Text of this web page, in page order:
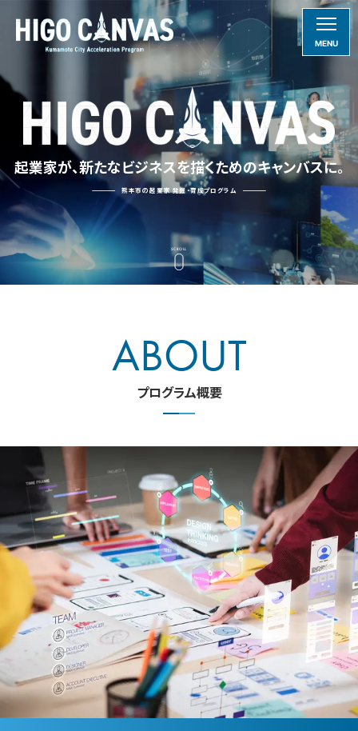
MENU
起業家が、新たなビジネスを描くためのキャンバスに。
熊本市の起業家 発掘・育成プログラム
SCROLL
プログラム概要
ABOUT